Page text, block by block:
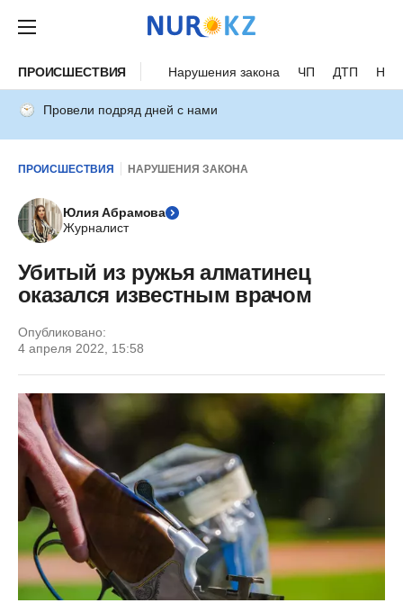
ПРОИСШЕСТВИЯ Нарушения закона ЧП ДТП
Провели подряд дней с нами
ПРОИСШЕСТВИЯ НАРУШЕНИЯ ЗАКОНА
Юлия Абрамова
Журналист
Убитый из ружья алматинец
оказался известным врачом
Опубликовано:
4 апреля 2022, 15:58